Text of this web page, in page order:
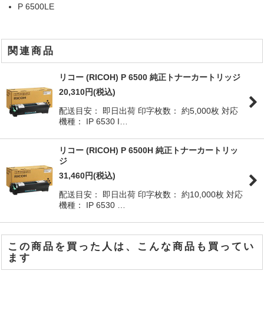
P 6500LE
関連商品
リコー (RICOH) P 6500 純正トナーカートリッジ
20,310円(税込)
配送目安： 即日出荷 印字枚数： 約5,000枚 対応
機種： IP 6530 I…
リコー (RICOH) P 6500H 純正トナーカートリッ
ジ
31,460円(税込)
配送目安： 即日出荷 印字枚数： 約10,000枚 対応
機種： IP 6530 …
この商品を買った人は、こんな商品も買ってい
ます